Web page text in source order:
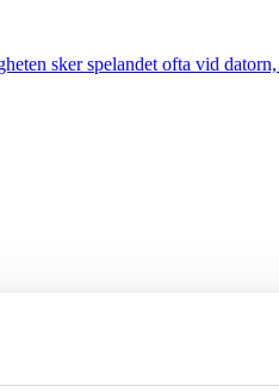
sker spelandet ofta vid
godtyckliga grunder